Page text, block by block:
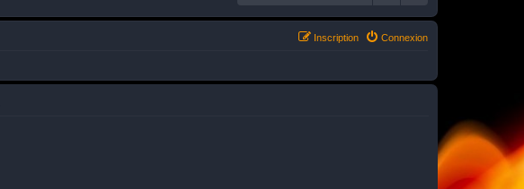
Connexion
Inscription